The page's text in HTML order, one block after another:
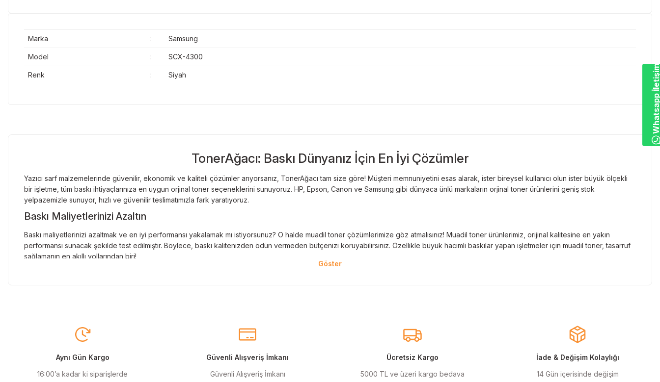
Marka : Samsung
Model : SCX-4300
Renk : Siyah
TonerAğacı: Baskı Dünyanız İçin En İyi Çözümler
Yazıcı sarf malzemelerinde güvenilir, ekonomik ve kaliteli çözümler arıyorsanız, TonerAğacı tam size göre! Müşteri memnuniyetini esas alarak, ister bireysel kullanıcı olun ister büyük ölçekli
bir işletme, tüm baskı ihtiyaçlarınıza en uygun orjinal toner seçeneklerini sunuyoruz. HP, Epson, Canon ve Samsung gibi dünyaca ünlü markaların orjinal toner ürünlerini geniş stok
yelpazemizle sunuyor, hızlı ve güvenilir teslimatımızla fark yaratıyoruz.
Baskı Maliyetlerinizi Azaltın
Baskı maliyetlerinizi azaltmak ve en iyi performansı yakalamak mı istiyorsunuz? O halde muadil toner çözümlerimize göz atmalısınız! Muadil toner ürünlerimiz, orijinal kalitesine en yakın
performansı sunacak şekilde test edilmiştir. Böylece, baskı kalitenizden ödün vermeden bütçenizi koruyabilirsiniz. Özellikle büyük hacimli baskılar yapan işletmeler için muadil toner, tasarruf
sağlamanın en akıllı yollarından biri!
Maliyetleri düşürmek isteyen kullanıcılar için muadil kartuş seçeneklerimiz de mevcuttur. Muadil kartuş, kaliteli baskıyı uygun fiyatlarla almanızı sağlarken, uzun ömürlü ve dayanıklı yapısıyla
Orjinal Mürekkep ile Canlı Baskılar
Aynı Gün Kargo
16:00’a kadar ki siparişlerde
Güvenli Alışveriş İmkanı
Güvenli Alışveriş İmkanı
Ücretsiz Kargo
5000 TL ve üzeri kargo bedava
İade & Değişim Kolaylığı
14 Gün içerisinde değişim